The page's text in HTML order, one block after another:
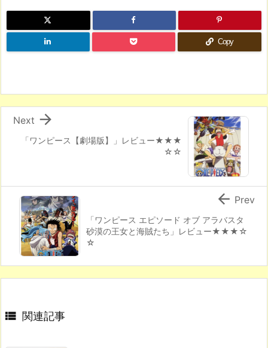
Copy
「ワンピース【劇場版】」レビュー★★★
☆☆

Next
「ワンピース エピソード オブ アラバスタ
砂漠の王女と海賊たち」レビュー★★★☆
☆
 Prev
 関連記事